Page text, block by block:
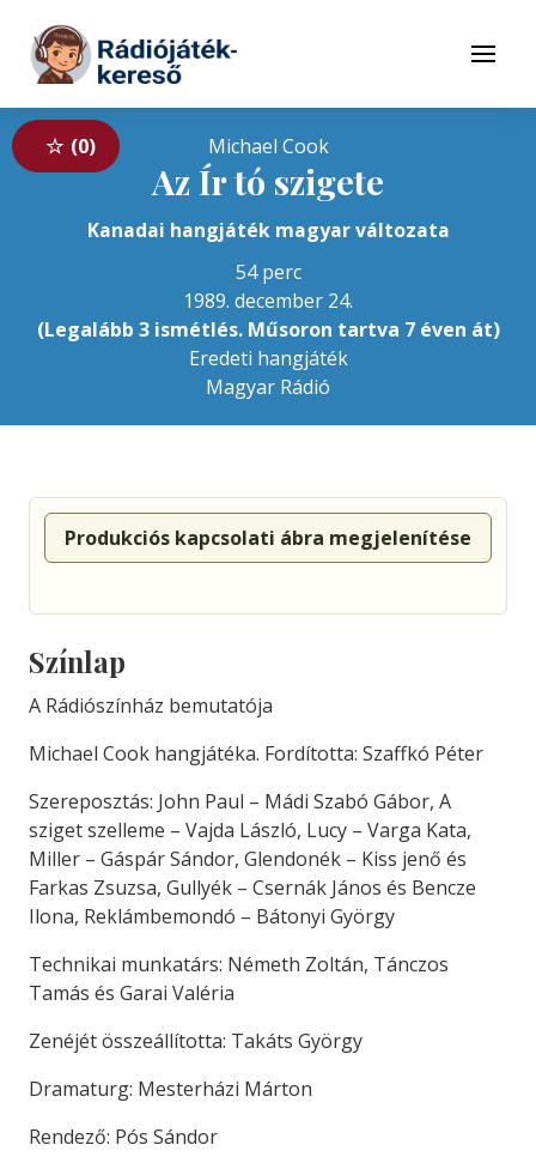
Tovább a tartalomhoz
Menü
0 Michael Cook
Az Ír tó szigete
Kanadai hangjáték magyar változata
54 perc
1989. december 24.
(Legalább 3 ismétlés. Műsoron tartva 7 éven át)
Eredeti hangjáték
Magyar Rádió
Produkciós kapcsolati ábra megjelenítése
Színlap
A Rádiószínház bemutatója
Michael Cook hangjátéka. Fordította: Szaffkó Péter
Szereposztás: John Paul – Mádi Szabó Gábor, A
sziget szelleme – Vajda László, Lucy – Varga Kata,
Miller – Gáspár Sándor, Glendonék – Kiss jenő és
Farkas Zsuzsa, Gullyék – Csernák János és Bencze
Ilona, Reklámbemondó – Bátonyi György
Technikai munkatárs: Németh Zoltán, Tánczos
Tamás és Garai Valéria
Zenéjét összeállította: Takáts György
Dramaturg: Mesterházi Márton
Rendező: Pós Sándor